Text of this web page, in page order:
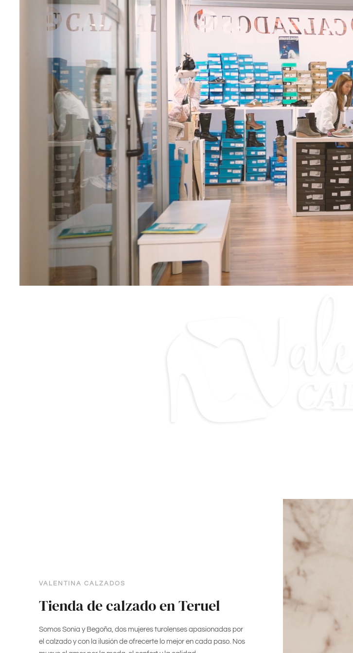
VALENTINA CALZADOS
Tienda de calzado en Teruel
Somos Sonia y Begoña, dos mujeres turolenses apasionadas por
el calzado y con la ilusión de ofrecerte lo mejor en cada paso. Nos